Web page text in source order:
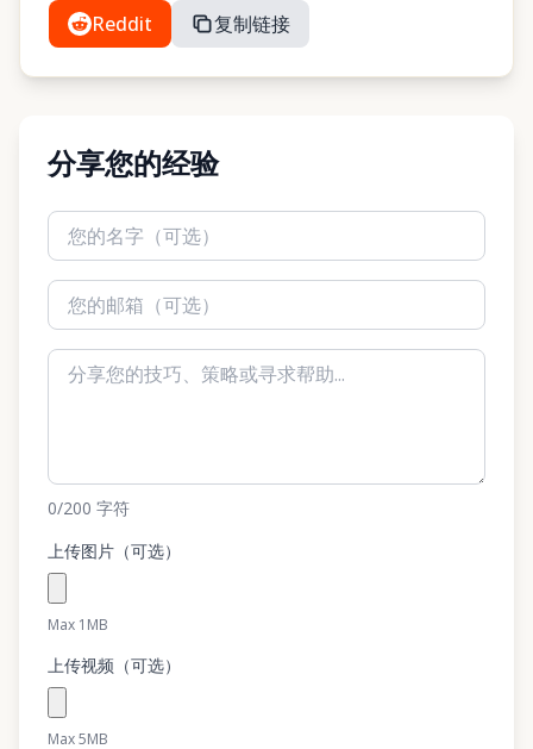
Reddit 复制链接
分享您的经验
0/200 字符
上传图片（可选）
Max 1MB
上传视频（可选）
Max 5MB